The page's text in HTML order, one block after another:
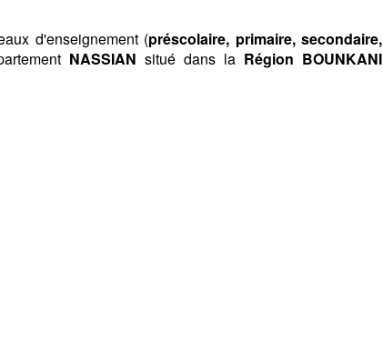
d'enseignement (préscolaire, primaire, secondaire,
NASSIAN situé dans la Région BOUNKANI